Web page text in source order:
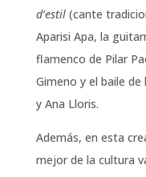
d’estil(cante
Aparisi Apa, la
flamenco de Pilar
Gimeno y el baile de
y Ana Lloris.
Además, en esta
mejor de la cultura